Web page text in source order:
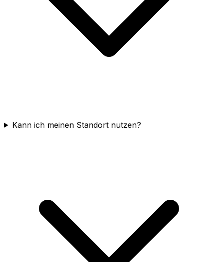
Kann ich meinen Standort nutzen?